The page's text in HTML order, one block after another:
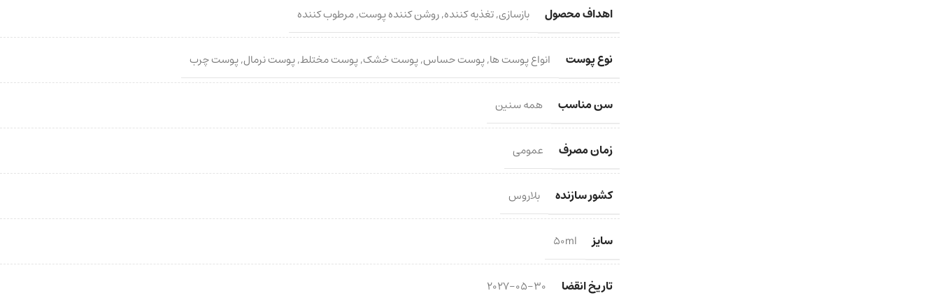
اهداف محصول بازسازی,تغذیه کننده,روشن کننده پوست,مرطوب کننده
نوع پوست انواع پوست ها,پوست حساس,پوست خشک,پوست مختلط,پوست نرمال,پوست چرب
سن مناسب همه سنین
زمان مصرف عمومی
کشور سازنده بلاروس
سایز 50ml
تاریخ انقضا 2027-05-30